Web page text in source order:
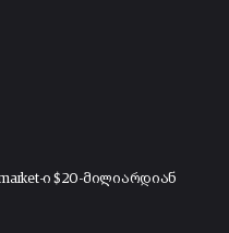
ი $20-მილიარდიან